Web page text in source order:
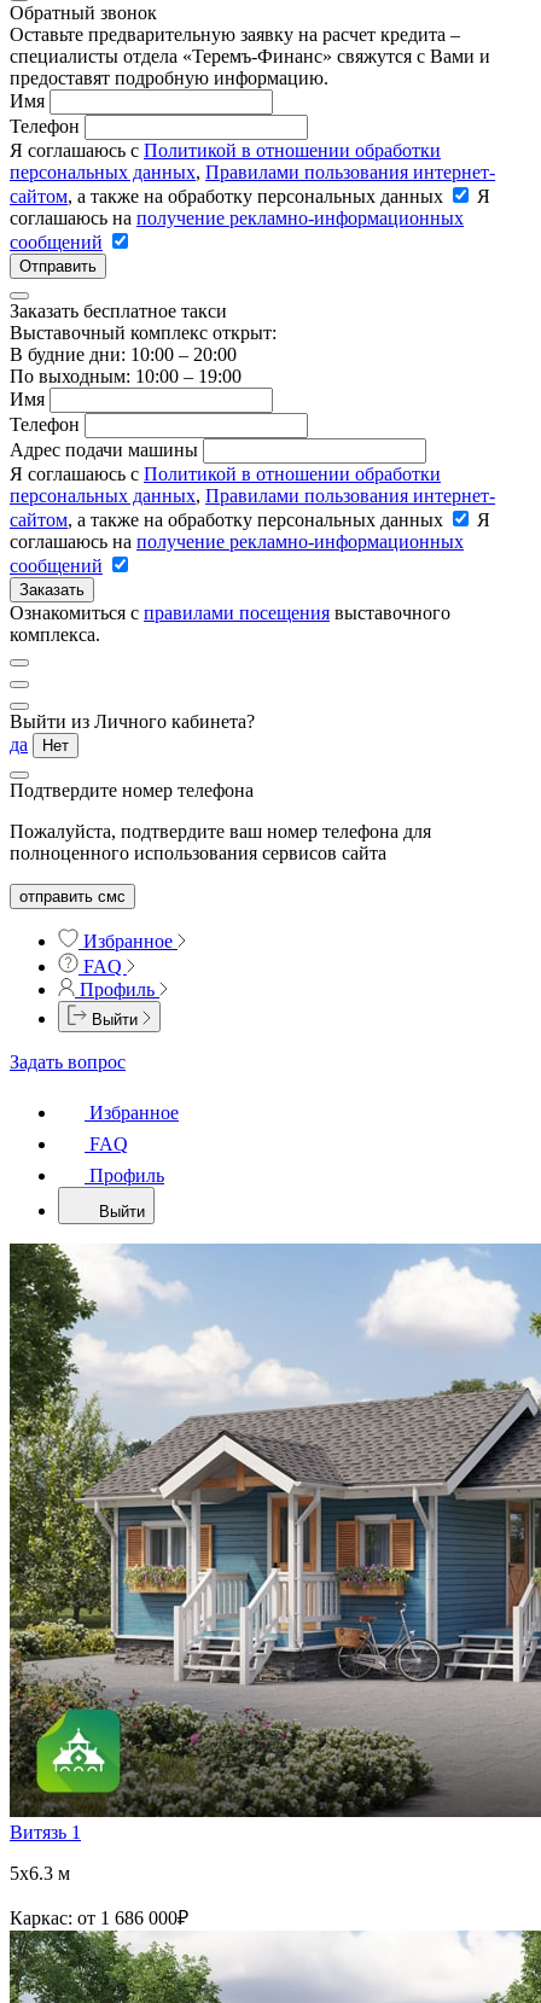
Обратный звонок
Оставьте предварительную заявку на расчет кредита –
специалисты отдела «Теремъ-Финанс» свяжутся с Вами и
предоставят подробную информацию.
Имя
Телефон
Я соглашаюсь с Политикой в отношении обработки
персональных данных, Правилами пользования интернет-
сайтом, а также на обработку персональных данных
Я
соглашаюсь на получение рекламно-информационных
сообщений
Отправить
Заказать бесплатное такси
Выставочный комплекс открыт:
В будние дни: 10:00 – 20:00
По выходным: 10:00 – 19:00
Имя
Телефон
Адрес подачи машины
Я соглашаюсь с Политикой в отношении обработки
персональных данных, Правилами пользования интернет-
сайтом, а также на обработку персональных данных
Я
соглашаюсь на получение рекламно-информационных
сообщений
Заказать
Ознакомиться с правилами посещения выставочного
комплекса.
Выйти из Личного кабинета?
да
Нет
Подтвердите номер телефона
Пожалуйста, подтвердите ваш номер телефона для
полноценного использования сервисов сайта
отправить смс
Избранное
FAQ
Профиль
Выйти
Задать вопрос
Избранное
FAQ
Профиль
Выйти
Витязь 1
5x6.3 м
Каркас: от 1 686 000₽